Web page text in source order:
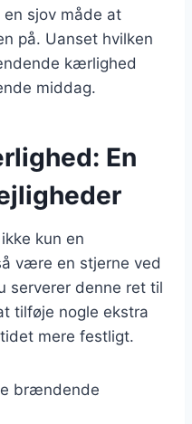
sjov måde at
på. Uanset hvilken
kærlighed
middag.
En
kun en
være en stjerne ved
serverer denne ret til
tilføje nogle ekstra
mere festligt.
brændende